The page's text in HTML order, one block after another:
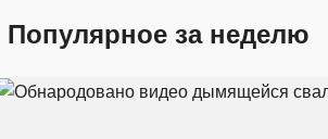
Популярное за неделю